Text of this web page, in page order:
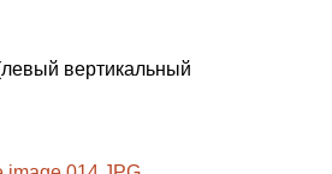
вертикальный